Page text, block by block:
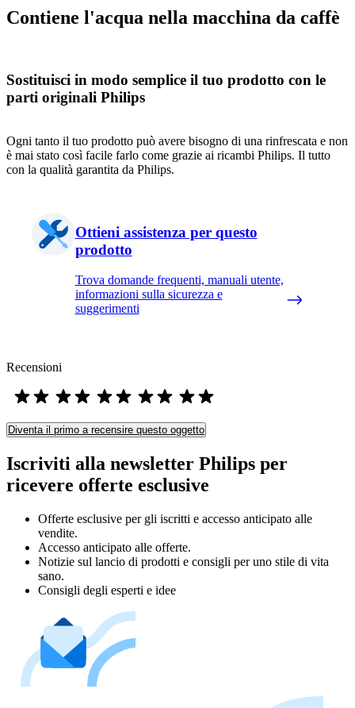
Contiene l'acqua nella macchina da caffè
Sostituisci in modo semplice il tuo prodotto con le
parti originali Philips
Ogni tanto il tuo prodotto può avere bisogno di una rinfrescata e non
è mai stato così facile farlo come grazie ai ricambi Philips. Il tutto
con la qualità garantita da Philips.
Ottieni assistenza per questo
prodotto
Trova domande frequenti, manuali utente,
informazioni sulla sicurezza e
suggerimenti
Recensioni
Diventa il primo a recensire questo oggetto
Iscriviti alla newsletter Philips per
ricevere offerte esclusive
Offerte esclusive per gli iscritti e accesso anticipato alle
vendite.
Accesso anticipato alle offerte.
Notizie sul lancio di prodotti e consigli per uno stile di vita
sano.
Consigli degli esperti e idee